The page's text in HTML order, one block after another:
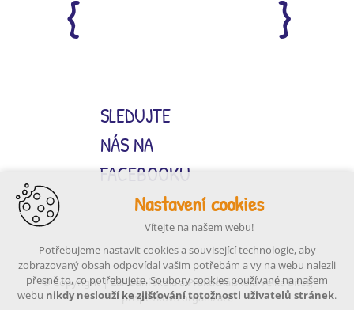
SLEDUJTE
NÁS NA
FACEBOOKU
© Copyright | Základní škola a Praktická škola Velká Bíteš,
příspěvková organizace
Nastavení cookies
Vítejte na našem webu!
Potřebujeme nastavit cookies a související technologie, aby
zobrazovaný obsah odpovídal vašim potřebám a vy na webu nalezli
přesně to, co potřebujete. Soubory cookies používané na našem
webu nikdy neslouží ke zjišťování totožnosti uživatelů stránek.